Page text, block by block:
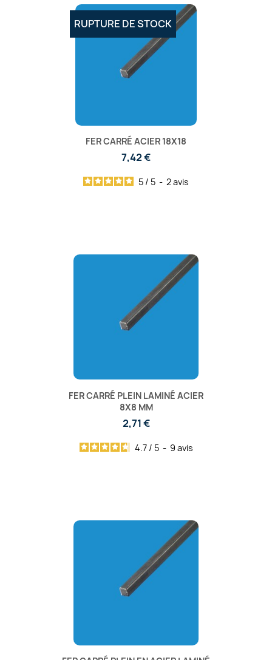
FER CARRÉ ACIER 18X18
7,42 €
5 / 5 - 2avis
RUPTURE DE STOCK
FER CARRÉ PLEIN LAMINÉ ACIER
8X8 MM
2,71 €
4.7 / 5 - 9 avis